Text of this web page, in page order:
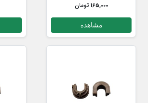
165,000 تومان
مشاهده